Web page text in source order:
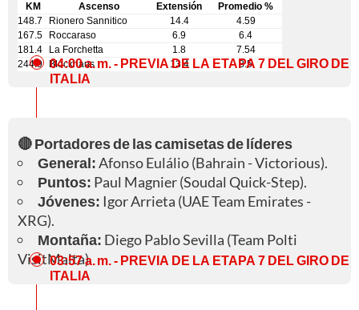
KM Ascenso Extensión
Promedio %
148.7
Rionero Sannitico 14.4
4.59
167.5
Roccaraso 6.9
6.4
181.4
La Forchetta 1.8
7.54
244.9
Blockhaus 13.4 8.5
04:00 a. m.- PREVIA DE LA ETAPA 7 DEL GIRO DE
ITALIA
🔴 Portadores de las camisetas de líderes
General:Afonso Eulálio (Bahrain - Victorious).
Puntos: Paul Magnier (Soudal Quick-Step).
Jóvenes: Igor Arrieta (UAE Team Emirates -
XRG).
Montaña: Diego Pablo Sevilla (Team Polti
VisitMalta).
03:57 a. m.- PREVIA DE LA ETAPA 7 DEL GIRO DE
ITALIA